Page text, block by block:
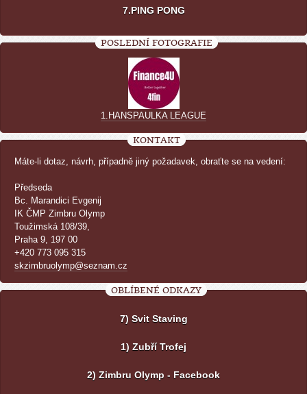
7.PING PONG
POSLEDNÍ FOTOGRAFIE
1.HANSPAULKA LEAGUE
KONTAKT
Máte-li dotaz, návrh, případně jiný požadavek, obraťte se na vedení:
Předseda
Bc. Marandici Evgenij
IK ČMP Zimbru Olymp
Toužimská 108/39,
Praha 9, 197 00
+420 773 095 315
skzimbruolymp@seznam.cz
OBLÍBENÉ ODKAZY
7) Svit Staving
1) Zubří Trofej
2) Zimbru Olymp - Facebook